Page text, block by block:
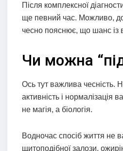
Після комплексної
ще певний час. Можливо,
чесно пояснює, що шанс із
Чи можна
Ось тут важлива чесність.
активність і нормалізація
не магія, а біологія.
Водночас спосіб життя не
щитоподібної залози,